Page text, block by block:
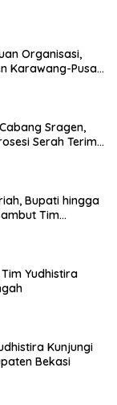
Organisasi,
Karawang-Pusat
Sragen,
Serah Terima
Bupati hingga
Tim
Yudhistira
Kunjungi
Bekasi